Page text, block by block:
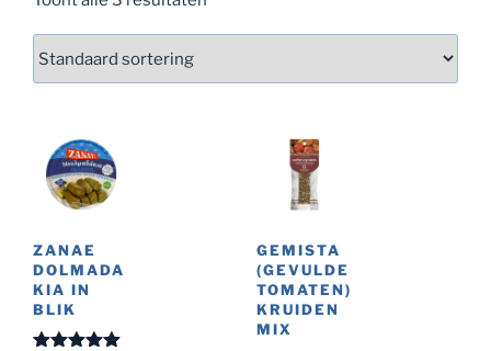
ZANAE
DOLMADA
KIA IN
BLIK
GEMISTA
(GEVULDE
TOMATEN)
KRUIDEN
MIX